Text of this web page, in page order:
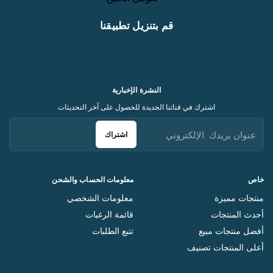
قم بتنزيل تطبيقنا
خاص
منتجات مميزة
أحدث المنتجات
أفضل منتجات مبيع
أعلى المنتجات تصنيف
معلومات الحساب والشحن
معلومات الشخصي
قائمة الرغبات
تتبع الطلبات
النشرة الإخبارية
اشترك في قناتنا الجديدة للحصول على آخر التحديثات
اشتراك